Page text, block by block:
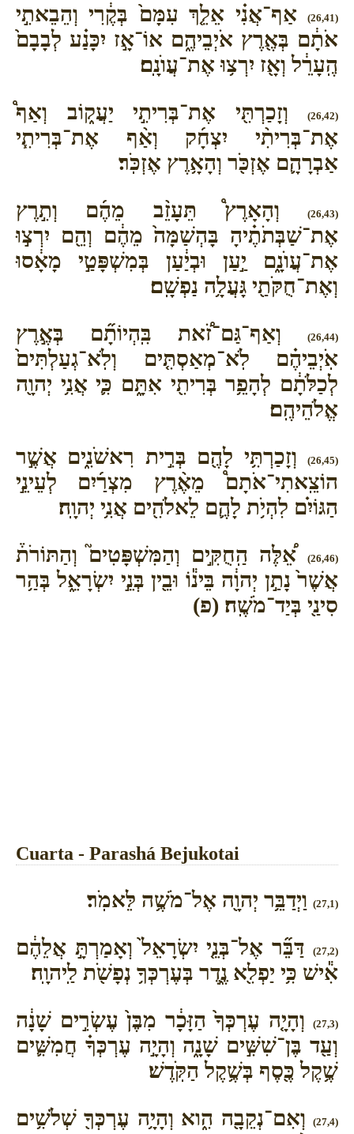
(26,41)
אַף־אֲנִ֗י אֵלֵ֤ךְ עִמָּם֙ בְּקֶ֔רִי וְהֵבֵאתִ֣י
אֹתָ֔ם בְּאֶ֖רֶץ אֹיְבֵיהֶ֑ם אוֹ־אָ֣ז יִכָּנַ֗ע לְבָבָם֙
הֶֽעָרֵ֔ל וְאָ֖ז יִרְצ֥וּ אֶת־עֲוֺנָֽם׃
(26,42)
וְזָכַרְתִּ֖י אֶת־בְּרִיתִ֣י יַעֲק֑וֹב וְאַף֩
אֶת־בְּרִיתִ֨י יִצְחָ֜ק וְאַ֨ף אֶת־בְּרִיתִ֧י
אַבְרָהָ֛ם אֶזְכֹּ֖ר וְהָאָ֥רֶץ אֶזְכֹּֽר׃
(26,43)
וְהָאָרֶץ֩ תֵּעָזֵ֨ב מֵהֶ֜ם וְתִ֣רֶץ
אֶת־שַׁבְּתֹתֶ֗יהָ בָּהְשַׁמָּה֙ מֵהֶ֔ם וְהֵ֖ם יִרְצ֣וּ
אֶת־עֲוֺנָ֑ם יַ֣עַן וּבְיַ֔עַן בְּמִשְׁפָּטַ֣י מָאָ֔סוּ
וְאֶת־חֻקֹּתַ֖י גָּעֲלָ֥ה נַפְשָֽׁם׃
(26,44)
וְאַף־גַּם־זֹ֠את בִּֽהְיוֹתָ֞ם בְּאֶ֣רֶץ
אֹֽיְבֵיהֶ֗ם לֹֽא־מְאַסְתִּ֤ים וְלֹֽא־גְעַלְתִּים֙
לְכַלֹּתָ֔ם לְהָפֵ֥ר בְּרִיתִ֖י אִתָּ֑ם כִּ֛י אֲנִ֥י יְהוָ֖ה
אֱלֹהֵיהֶֽם׃
(26,45)
וְזָכַרְתִּ֥י לָהֶ֖ם בְּרִ֣ית רִאשֹׁנִ֑ים אֲשֶׁ֣ר
הוֹצֵֽאתִי־אֹתָם֩ מֵאֶ֨רֶץ מִצְרַ֜יִם לְעֵינֵ֣י
הַגּוֹיִ֗ם לִהְיֹ֥ת לָהֶ֛ם לֵאלֹהִ֖ים אֲנִ֥י יְהוָֽה׃
(26,46)
אֵ֠לֶּה הַֽחֻקִּ֣ים וְהַמִּשְׁפָּטִים֮ וְהַתּוֹרֹת֒
אֲשֶׁר֙ נָתַ֣ן יְהוָ֔ה בֵּינ֕וֹ וּבֵ֖ין בְּנֵ֣י יִשְׂרָאֵ֑ל בְּהַ֥ר
סִינַ֖י בְּיַד־מֹשֶֽׁה׃ (פ)
Cuarta - Parashá Bejukotai
(27,1) וַיְדַבֵּ֥ר יְהוָ֖ה אֶל־מֹשֶׁ֥ה לֵּאמֹֽר׃
(27,2)
דַּבֵּ֞ר אֶל־בְּנֵ֤י יִשְׂרָאֵל֙ וְאָמַרְתָּ֣ אֲלֵהֶ֔ם
אִ֕ישׁ כִּ֥י יַפְלִ֖א נֶ֑דֶר בְּעֶרְכְּךָ֥ נְפָשֹׁ֖ת לַֽיהוָֽה׃
(27,3)
וְהָיָ֤ה עֶרְכְּךָ֙ הַזָּכָ֔ר מִבֶּן֙ עֶשְׂרִ֣ים שָׁנָ֔ה
וְעַ֖ד בֶּן־שִׁשִּׁ֣ים שָׁנָ֑ה וְהָיָ֣ה עֶרְכְּךָ֗ חֲמִשִּׁ֛ים
שֶׁ֥קֶל כֶּ֖סֶף בְּשֶׁ֥קֶל הַקֹּֽדֶשׁ׃
(27,4)
וְאִם־נְקֵבָ֖ה הִ֑וא וְהָיָ֥ה עֶרְכְּךָ֖ שְׁלֹשִׁ֥ים